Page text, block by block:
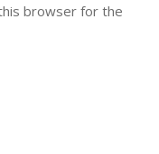
browser for the